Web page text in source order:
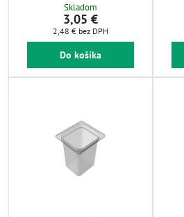
Skladom
3,05 €
2,48 € bez DPH
Do košíka